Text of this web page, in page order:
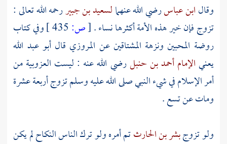
وقالابن عباسرضي الله عنهمالسعيد بن جبيررحمه الله تعالى :
تزوج فإن خير هذه الأمة أكثرها نساء .[ص:
وفي كتاب
روضة المحبين ونزهة المشتاقين عن المروزي قالأبو عبد الله
يعنيالإمام أحمد بن حنبلرضي الله عنه : ليست العزوبية من
أمر الإسلام في شيء النبي صلى الله عليه وسلم تزوج أربعة عشرة
ومات عن تسع .
ولو تزوجبشر بن الحارثتم أمره ولو ترك الناس النكاح لم يكن